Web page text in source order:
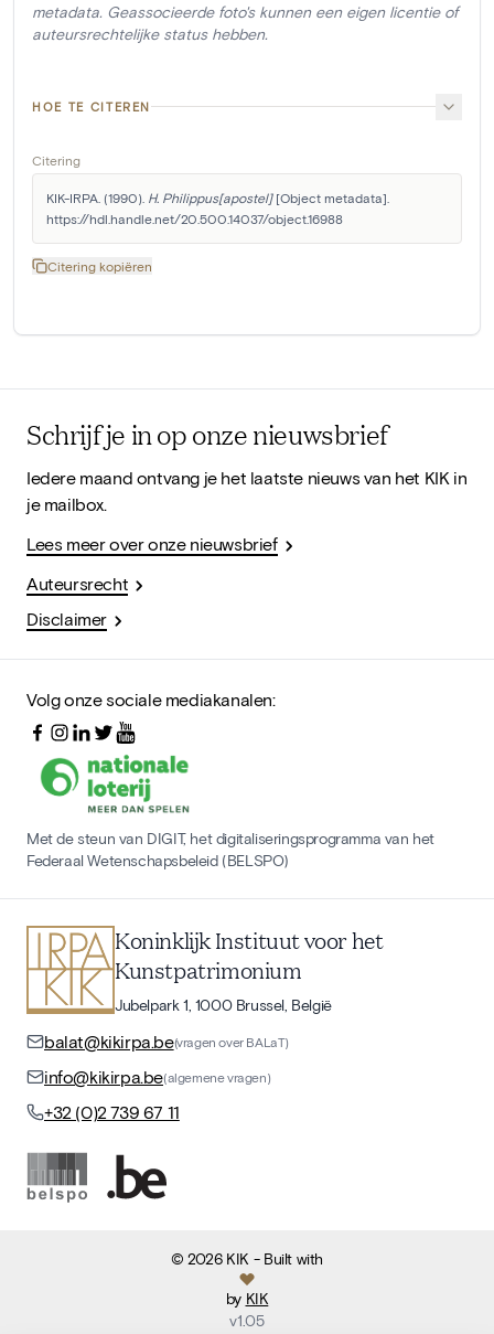
metadata. Geassocieerde foto's kunnen een eigen licentie of
auteursrechtelijke status hebben.
HOE TE CITEREN
Citering
KIK-IRPA. (1990). H. Philippus[apostel] [Object metadata].
https://hdl.handle.net/20.500.14037/object.16988
Citering kopiëren
Schrijf je in op onze nieuwsbrief
Iedere maand ontvang je het laatste nieuws van het KIK in
je mailbox.
Lees meer over onze nieuwsbrief
Auteursrecht
Disclaimer
Volg onze sociale mediakanalen:
Met de steun van DIGIT, het digitaliseringsprogramma van het
Federaal Wetenschapsbeleid (BELSPO)
Koninklijk Instituut voor het
Kunstpatrimonium
Jubelpark 1, 1000 Brussel, België
balat@kikirpa.be(vragen over BALaT)
info@kikirpa.be(algemene vragen)
+32 (0)2 739 67 11
©2026 KIK - Built with
by KIK
v1.05